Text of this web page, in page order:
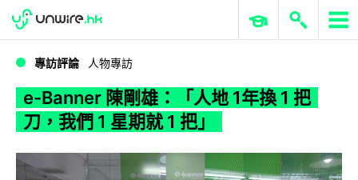
WWDC 2026 ERP 與商業 AI
專訪評論 人物專訪
e-Banner 陳剛雄：「人地 1年換 1 把
刀，我們 1 星期就 1 把」